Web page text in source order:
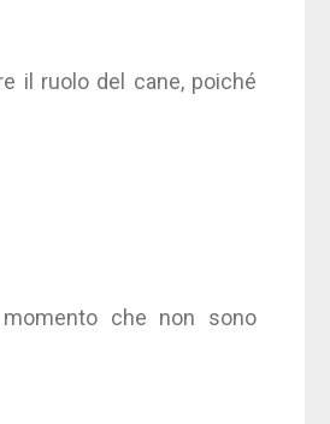
il ruolo del cane, poiché
che non sono